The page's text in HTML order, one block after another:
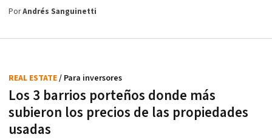
PorAndrés Sanguinetti
Los 3 barrios porteños donde más
subieron los precios de las propiedades
usadas
REAL ESTATE/ Para inversores